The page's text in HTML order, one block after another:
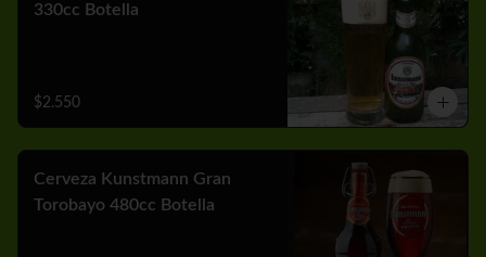
330cc Botella
$2.550
Cerveza Kunstmann Gran
Torobayo 480cc Botella